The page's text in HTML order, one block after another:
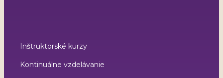
Inštruktorské kurzy
Kontinuálne vzdelávanie